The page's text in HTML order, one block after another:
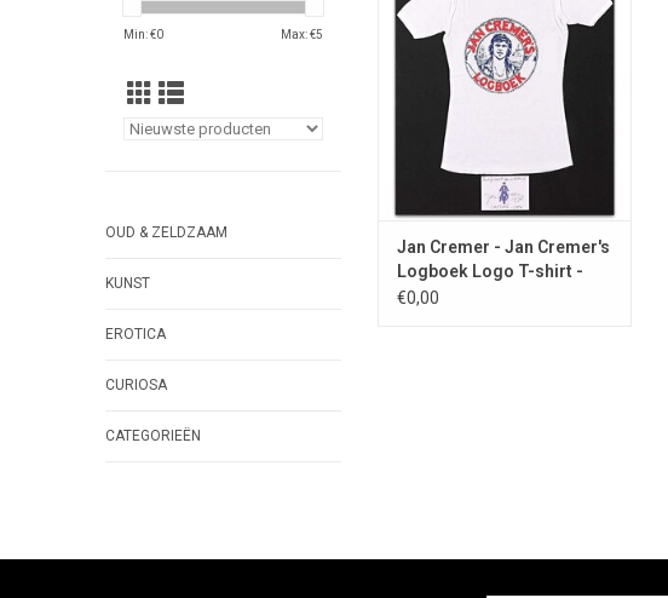
Min: €0 Max: €5
OUD & ZELDZAAM
KUNST
EROTICA
CURIOSA
CATEGORIEËN
de auteur.
Jan Cremer - Jan Cremer's
Logboek Logo T-shirt -
1978
€0,00